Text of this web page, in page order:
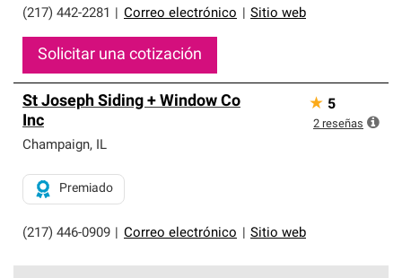
(217) 442-2281 Correo electrónico Sitio web
Solicitar una cotización
St Joseph Siding + Window Co
Inc
Champaign, IL
(217) 446-0909 Correo electrónico Sitio web
Premiado
★ 5
2 reseñas